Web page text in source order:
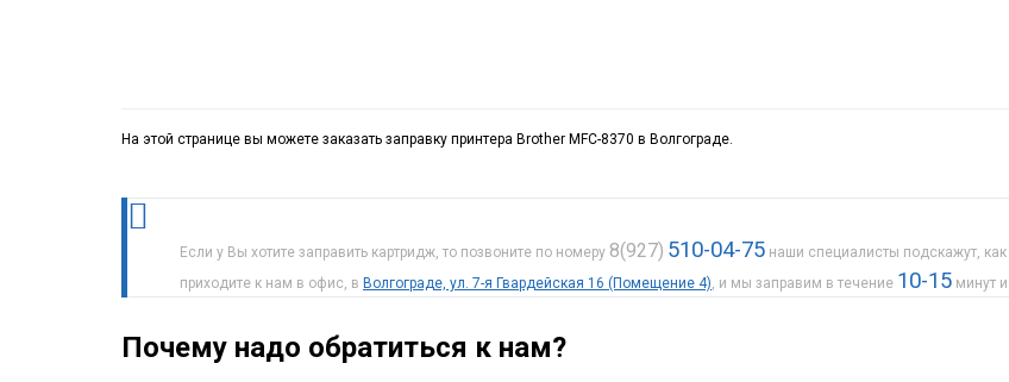
На этой странице вы можете заказать заправку принтера Brother MFC-8370 в Волгограде.
Если у Вы хотите заправить картридж, то позвоните по номеру 8(927) 510-04-75 наши специалисты подскажут,
приходите к нам в офис, в Волгограде, ул. 7-я Гвардейская 16 (Помещение 4), и мы заправим в течение 10-15 минут
Почему надо обратиться к нам?